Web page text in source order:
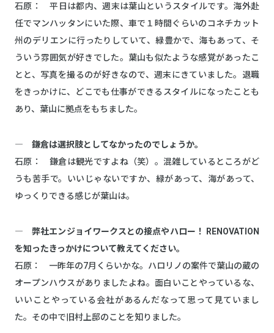
石原： 平日は都内、週末は葉山というスタイルです。海外赴
任でマンハッタンにいた際、車で１時間ぐらいのコネチカット
州のデリエンに行ったりしていて、緑豊かで、海もあって、そ
ういう雰囲気が好きでした。葉山も似たような感覚があったこ
とと、写真を撮るのが好きなので、週末にきていました。退職
をきっかけに、どこでも仕事ができるスタイルになったことも
あり、葉山に拠点をもちました。
― 鎌倉は選択肢としてなかったのでしょうか。
石原： 鎌倉は観光ですよね（笑）。混雑しているところがど
うも苦手で。いいじゃないですか、緑があって、海があって、
ゆっくりできる感じが葉山は。
― 弊社エンジョイワークスとの接点やハロー！ RENOVATION
を知ったきっかけについて教えてください。
石原： 一昨年の7月くらいかな。ハロリノの案件で葉山の蔵の
オープンハウスがありましたよね。面白いことやっているな、
いいことやっている会社があるんだなって思って見ていまし
た。その中で旧村上邸のことを知りました。